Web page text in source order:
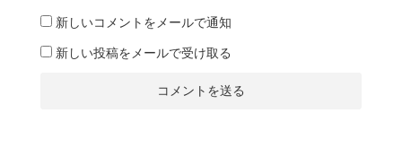
新しいコメントをメールで通知
新しい投稿をメールで受け取る